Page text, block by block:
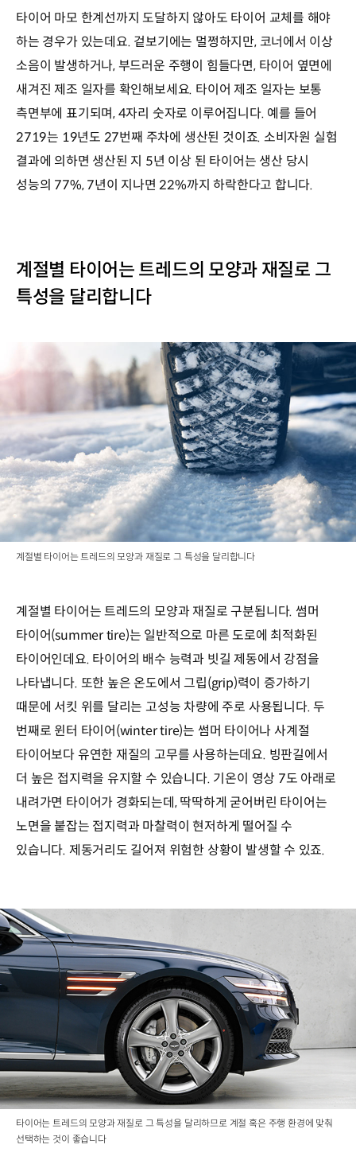
타이어 마모 한계선까지 도달하지 않아도 타이어 교체를 해야
하는 경우가 있는데요. 겉보기에는 멀쩡하지만, 코너에서 이상
소음이 발생하거나, 부드러운 주행이 힘들다면, 타이어 옆면에
새겨진 제조 일자를 확인해보세요. 타이어 제조 일자는 보통
측면부에 표기되며, 4자리 숫자로 이루어집니다. 예를 들어
2719는 19년도 27번째 주차에 생산된 것이죠. 소비자원 실험
결과에 의하면 생산된 지 5년 이상 된 타이어는 생산 당시
성능의 77%, 7년이 지나면 22%까지 하락한다고 합니다.
계절별 타이어는 트레드의 모양과 재질로 그
특성을 달리합니다
계절별 타이어는 트레드의 모양과 재질로 그 특성을 달리합니다
계절별 타이어는 트레드의 모양과 재질로 구분됩니다. 썸머
타이어(summer tire)는 일반적으로 마른 도로에 최적화된
타이어인데요. 타이어의 배수 능력과 빗길 제동에서 강점을
나타냅니다. 또한 높은 온도에서 그립(grip)력이 증가하기
때문에 서킷 위를 달리는 고성능 차량에 주로 사용됩니다. 두
번째로 윈터 타이어(winter tire)는 썸머 타이어나 사계절
타이어보다 유연한 재질의 고무를 사용하는데요. 빙판길에서
더 높은 접지력을 유지할 수 있습니다. 기온이 영상 7도 아래로
내려가면 타이어가 경화되는데, 딱딱하게 굳어버린 타이어는
노면을 붙잡는 접지력과 마찰력이 현저하게 떨어질 수
있습니다. 제동거리도 길어져 위험한 상황이 발생할 수 있죠.
타이어는 트레드의 모양과 재질로 그 특성을 달리하므로 계절 혹은 주행 환경에 맞춰
선택하는 것이 좋습니다